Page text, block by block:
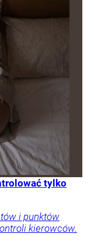
tylko
i punktów
kierowców.